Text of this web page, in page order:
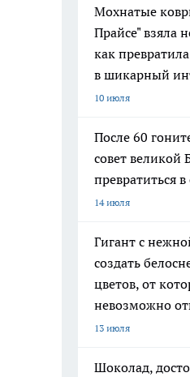
Мохнатые
Прайсе" взяла
как
в шикарный
10 июля
После 60
совет великой
превратиться
14 июля
Гигант с
создать
цветов, от
невозможно
13 июля
Шоколад,